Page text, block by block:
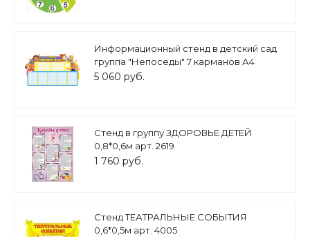
Информационный стенд в детский сад
группа "Непоседы" 7 карманов А4
1,4*0,8м. арт.ДС751
5 060 руб.
Стенд в группу ЗДОРОВЬЕ ДЕТЕЙ
0,8*0,6м арт. 2619
1 760 руб.
Стенд ТЕАТРАЛЬНЫЕ СОБЫТИЯ
0,6*0,5м арт. 4005